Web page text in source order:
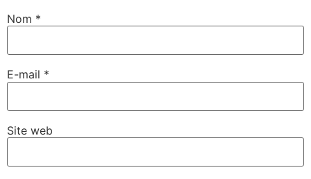
Nom *
E-mail *
Site web